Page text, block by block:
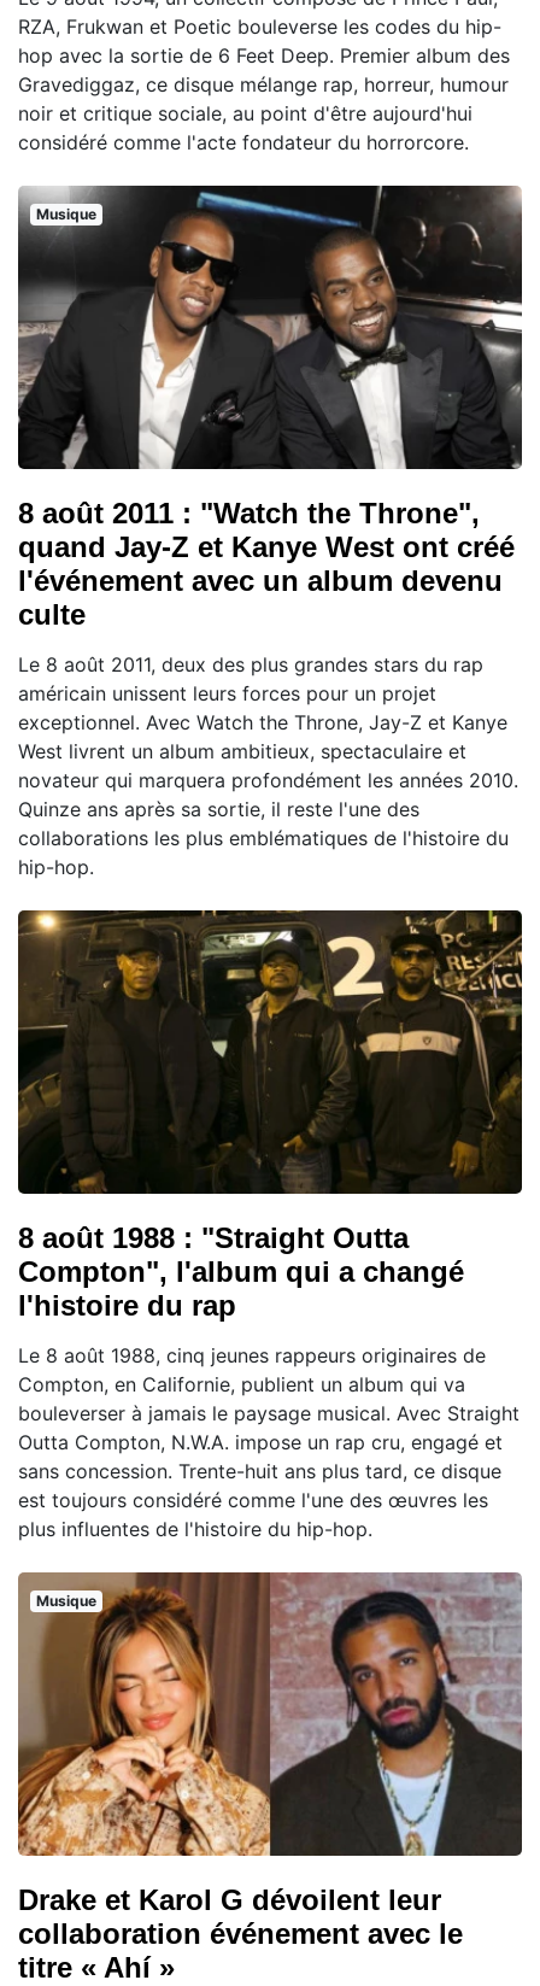
RZA, Frukwan et Poetic bouleverse les codes du hip-
hop avec la sortie de 6 Feet Deep. Premier album des
Gravediggaz, ce disque mélange rap, horreur, humour
noir et critique sociale, au point d'être aujourd'hui
considéré comme l'acte fondateur du horrorcore.
Musique
8 août 2011 : "Watch the Throne",
quand Jay-Z et Kanye West ont créé
l'événement avec un album devenu
culte
Le 8 août 2011, deux des plus grandes stars du rap
américain unissent leurs forces pour un projet
exceptionnel. Avec Watch the Throne, Jay-Z et Kanye
West livrent un album ambitieux, spectaculaire et
novateur qui marquera profondément les années 2010.
Quinze ans après sa sortie, il reste l'une des
collaborations les plus emblématiques de l'histoire du
hip-hop.
8 août 1988 : "Straight Outta
Compton", l'album qui a changé
l'histoire du rap
Le 8 août 1988, cinq jeunes rappeurs originaires de
Compton, en Californie, publient un album qui va
bouleverser à jamais le paysage musical. Avec Straight
Outta Compton, N.W.A. impose un rap cru, engagé et
sans concession. Trente-huit ans plus tard, ce disque
est toujours considéré comme l'une des œuvres les
plus influentes de l'histoire du hip-hop.
Musique
Drake et Karol G dévoilent leur
collaboration événement avec le
titre « Ahí »